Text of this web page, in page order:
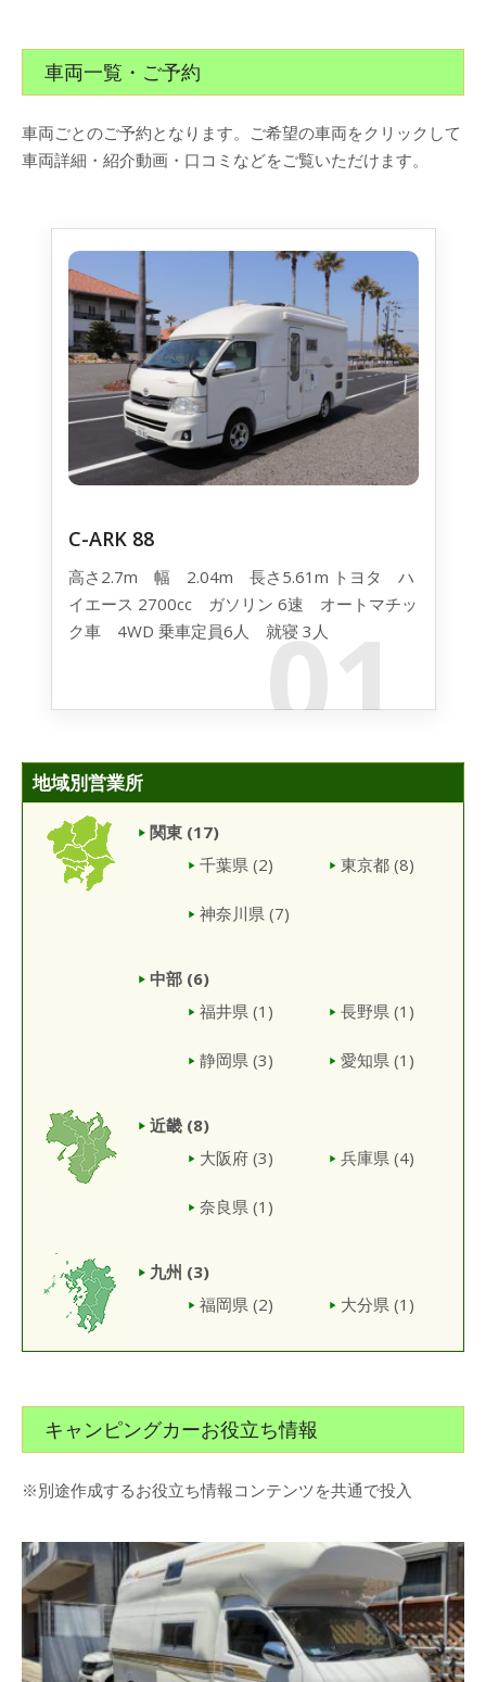
車両一覧・ご予約
車両ごとのご予約となります。ご希望の車両をクリックして
車両詳細・紹介動画・口コミなどをご覧いただけます。
01
C-ARK 88
高さ2.7m 幅 2.04m 長さ5.61m トヨタ ハ
イエース 2700cc ガソリン 6速 オートマチッ
ク車 4WD 乗車定員6人 就寝 3人
地域別営業所
関東 (17)
千葉県 (2) 東京都 (8)
神奈川県 (7)
中部 (6)
福井県 (1) 長野県 (1)
静岡県 (3) 愛知県 (1)
近畿 (8)
大阪府 (3) 兵庫県 (4)
奈良県 (1)
九州 (3)
福岡県 (2) 大分県 (1)
キャンピングカーお役立ち情報
※別途作成するお役立ち情報コンテンツを共通で投入